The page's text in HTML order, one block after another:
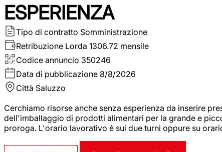
ESPERIENZA
Tipo di contratto Somministrazione
Retribuzione Lorda 1306.72 mensile
Codice annuncio 350246
Data di pubblicazione 8/8/2026
Città Saluzzo
Cerchiamo risorse anche senza esperienza da inserire
dell'imballaggio di prodotti alimentari per la grande e
proroga. L'orario lavorativo è sui due turni oppure su